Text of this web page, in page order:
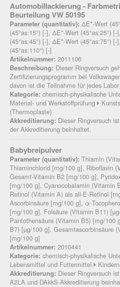
Automobillackierung -
Beurteilung VW 50195
Parameter (quantitativ): ΔE*-Wert
(45°as:15°) [-], ΔE*-Wert (45°as:25°)
(45°as:45°) [-], ΔE*-Wert (45°as:75°)
(45°as:110°) [-]
Artikelnummer: 2011106
Beschreibung: Dieser Ringversuch
Zertifizierungsprogramm bei
davon ist die Teilnahme für jedes
Kategorie: chemisch-physikalische
Material- und Werkstoffprüfung
(Thermoplaste)
Akkreditierung: Dieser Ringversuch
der Akkreditierung beinhaltet.
Babybreipulver
Parameter (quantitativ): Thiamin
Thiaminchlorid [mg/100 g], Riboflavin
Gesamt-Vitamin B2 [mg/100 g],
[mg/100 g], Cyanocobalamin (Vitamin
Retinol (Vitamin A) als all-E-Retinol
Ascorbinsäure [mg/100 g], α-
[mg/100 g], Folsäure (Vitamin B11)
Pantothensäure (Vitamin B5) [mg/100
B7) [µg/100 g], Gesamtascorbinsäure
[mg/100 g]
Artikelnummer: 2010441
Kategorie: chemisch-physikalische
Lebensmittel und Futtermittel
Akkreditierung: Dieser Ringversuch
A2LA und DAkkS-Akkreditierung